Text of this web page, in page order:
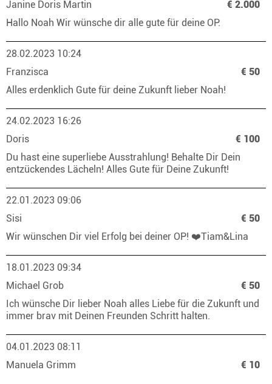
Janine Doris Martin
€ 2.000
Hallo Noah Wir wünsche dir alle gute für deine OP.
28.02.2023 10:24
Franzisca
€ 50
Alles erdenklich Gute für deine Zukunft lieber Noah!
24.02.2023 16:26
Doris
€ 100
Du hast eine superliebe Ausstrahlung! Behalte Dir Dein
entzückendes Lächeln! Alles Gute für Deine Zukunft!
22.01.2023 09:06
Sisi
€ 50
Wir wünschen Dir viel Erfolg bei deiner OP! ❤️Tiam&Lina
18.01.2023 09:34
Michael Grob
€ 50
Ich wünsche Dir lieber Noah alles Liebe für die Zukunft und
immer brav mit Deinen Freunden Schritt halten.
04.01.2023 08:11
Manuela Grimm
€ 10